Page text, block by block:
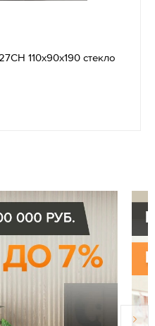
110x90x190 стекло